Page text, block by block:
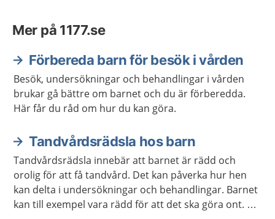
Mer på 1177.se
Förbereda barn för besök i vården
Besök, undersökningar och behandlingar i vården
brukar gå bättre om barnet och du är förberedda.
Här får du råd om hur du kan göra.
Tandvårdsrädsla hos barn
Tandvårdsrädsla innebär att barnet är rädd och
orolig för att få tandvård. Det kan påverka hur hen
kan delta i undersökningar och behandlingar. Barnet
kan till exempel vara rädd för att det ska göra ont. Ni